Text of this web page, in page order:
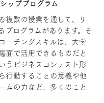
ッププログラム
複数の授業を通して、リ
プログラムがあります。そ
ーチングスキルは、大学
面で活用できるものだと
うビジネスコンテスト形
行動することの意義や他
ムの力など、多くのこと